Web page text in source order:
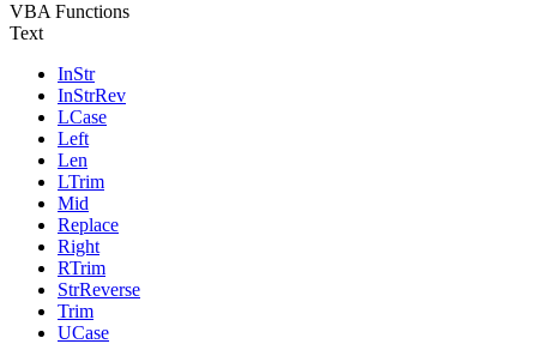
VBA Functions
Text
InStr
InStrRev
LCase
Left
Len
LTrim
Mid
Replace
Right
RTrim
StrReverse
Trim
UCase